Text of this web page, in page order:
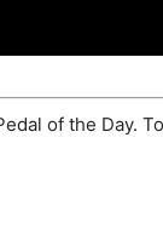
of the Day.